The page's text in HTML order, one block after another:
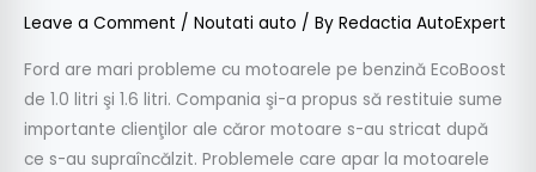
Leave a Comment / Noutati auto / By Redactia AutoExpert
Ford are mari probleme cu motoarele pe benzină EcoBoost
de 1.0 litri şi 1.6 litri. Compania şi-a propus să restituie sume
importante clienţilor ale căror motoare s-au stricat după
ce s-au supraîncălzit. Problemele care apar la motoarele